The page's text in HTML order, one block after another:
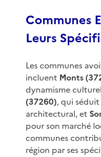
Communes
Leurs
Les communes
incluent Monts
dynamisme
(37260), qui
architectural, et
pour son marché
communes
région par ses